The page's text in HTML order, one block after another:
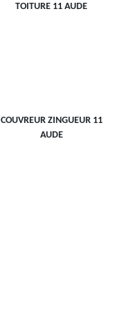
TOITURE 11 AUDE
COUVREUR ZINGUEUR 11
AUDE